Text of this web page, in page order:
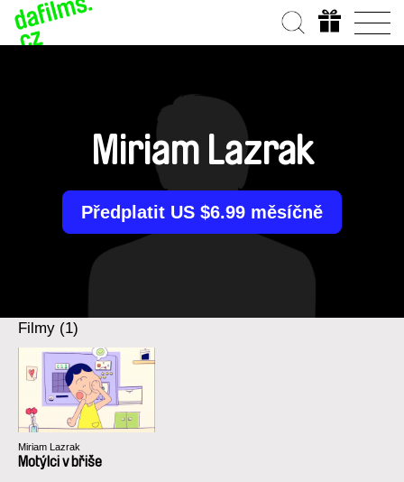
Miriam Lazrak
Předplatit US $6.99 měsíčně
Filmy (1)
Miriam Lazrak
Motýlci v břiše